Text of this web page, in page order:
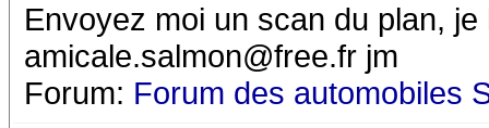
Envoyez moi un scan du plan,
amicale.salmon@free.fr jm
Forum: Forum des automobiles